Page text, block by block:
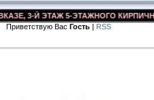
3-Й ЭТАЖ 5-ЭТАЖНОГО
Приветствую Вас Гость | RSS